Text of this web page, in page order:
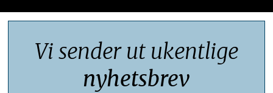
Vi sender ut ukentlige
nyhetsbrev